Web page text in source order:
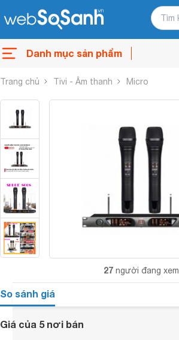
Danh mục sản phẩm
Trang chủ Tivi - Âm thanh Micro
27 người đang xem
So sánh giá
Giá của 5 nơi bán